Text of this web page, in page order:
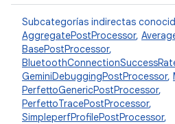
Subcategorías indirectas
AggregatePostProcessor,
BasePostProcessor,
GeminiDebuggingPostProcessor,
PerfettoGenericPostProcessor,
PerfettoTracePostProcessor,
SimpleperfProfilePostProcessor,